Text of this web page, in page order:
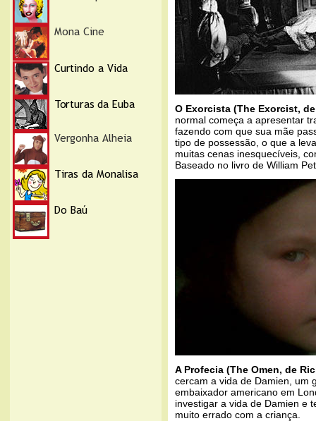
O Exorcista (The Exorcist,
normal começa a apresentar
fazendo com que sua mãe
tipo de possessão, o que a
muitas cenas inesquecíveis,
Baseado no livro de William
A Profecia (The Omen, de
cercam a vida de Damien, um
embaixador americano em
investigar a vida de Damien e
muito errado com a criança.